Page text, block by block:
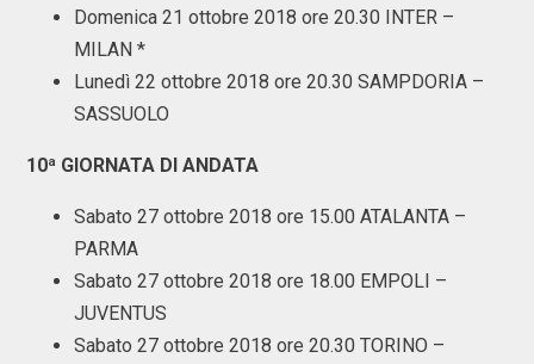
Domenica 21 ottobre 2018 ore 20.30 INTER –
MILAN *
Lunedì 22 ottobre 2018 ore 20.30 SAMPDORIA –
SASSUOLO
10ª GIORNATA DI ANDATA
Sabato 27 ottobre 2018 ore 15.00 ATALANTA –
PARMA
Sabato 27 ottobre 2018 ore 18.00 EMPOLI –
JUVENTUS
Sabato 27 ottobre 2018 ore 20.30 TORINO –